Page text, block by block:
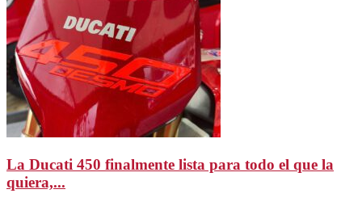
La Ducati 450 finalmente lista para todo el que la
quiera,...